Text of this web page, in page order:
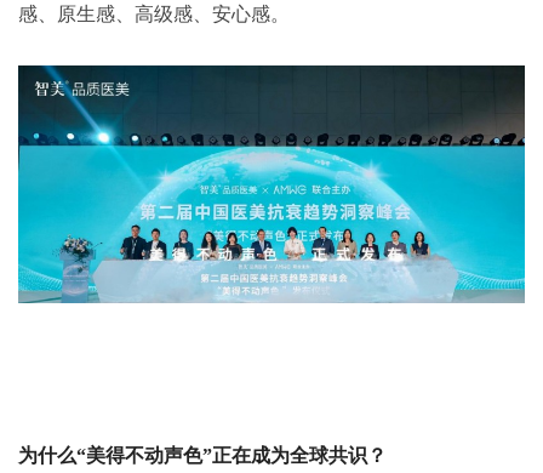
感、原生感、高级感、安心感。
为什么“美得不动声色”正在成为全球共识？